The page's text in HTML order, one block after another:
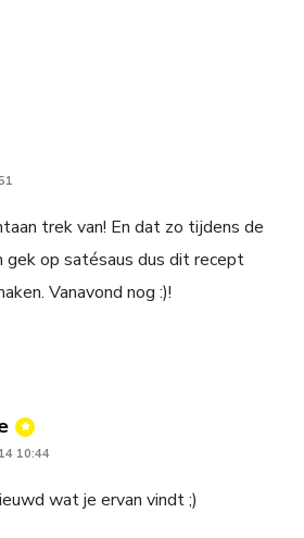
trek van! En dat zo tijdens de
gek op satésaus dus dit recept
Vanavond nog :)!
says:
10:44
wat je ervan vindt ;)